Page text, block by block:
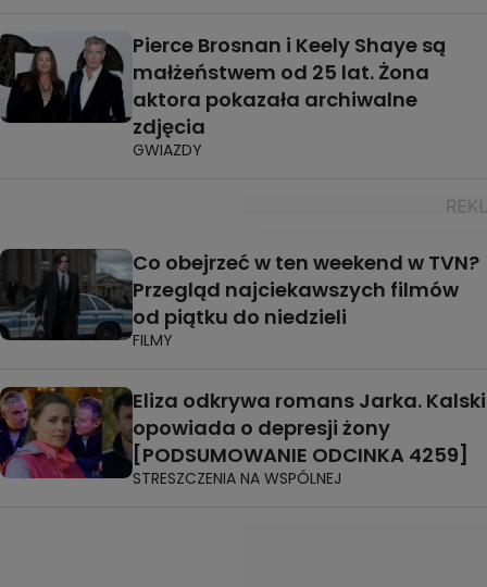
Pierce Brosnan i Keely Shaye są
małżeństwem od 25 lat. Żona
aktora pokazała archiwalne
zdjęcia
GWIAZDY
Co obejrzeć w ten weekend w TVN?
Przegląd najciekawszych filmów
od piątku do niedzieli
FILMY
Eliza odkrywa romans Jarka. Kalski
opowiada o depresji żony
[PODSUMOWANIE ODCINKA 4259]
STRESZCZENIA NA WSPÓLNEJ